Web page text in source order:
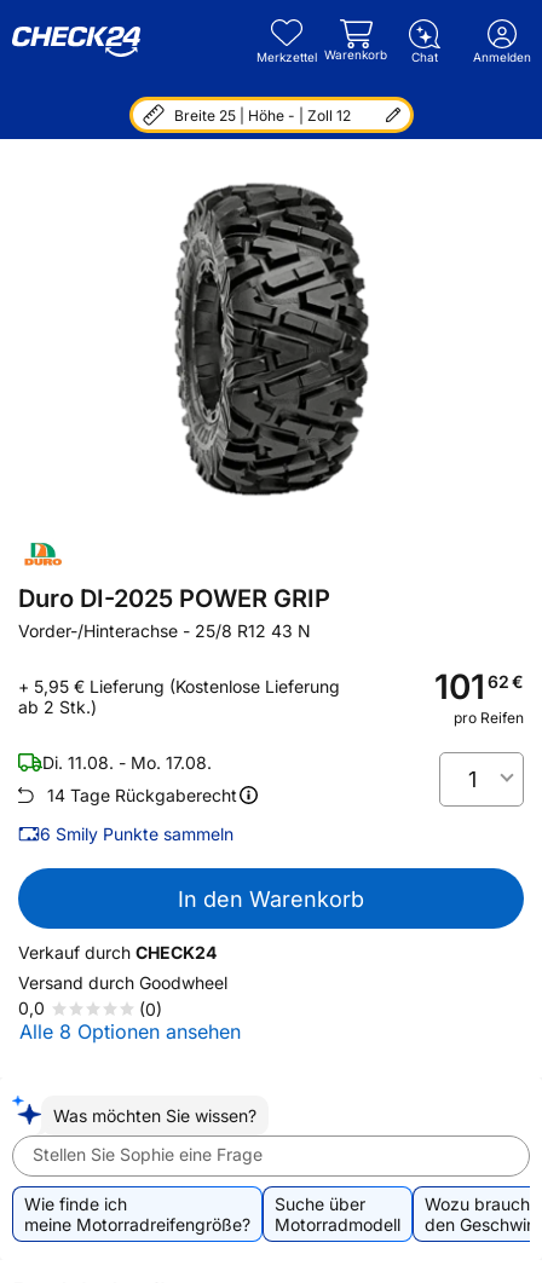
Merkzettel Warenkorb Chat Anmelden
Breite 25 | Höhe - | Zoll 12
Duro DI-2025 POWER GRIP
Vorder-/Hinterachse - 25/8 R12 43 N
+ 5,95 € Lieferung (Kostenlose Lieferung
ab 2 Stk.)
101 62€
pro Reifen
Di. 11.08. - Mo. 17.08.
14 Tage Rückgaberecht
6 Smily Punkte sammeln
1
In den Warenkorb
Verkauf durch CHECK24
Versand durch Goodwheel
0,0
(0)
Alle 8 Optionen ansehen
Was möchten Sie wissen?
Stellen Sie Sophie eine Frage
Wie finde ich
meine Motorradreifengröße?
Suche über
Motorradmodell
Wozu
den